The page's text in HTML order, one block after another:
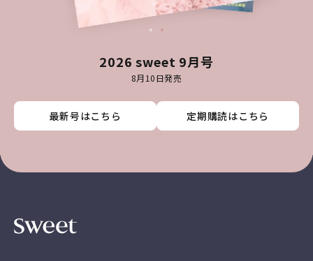
2026 sweet 9月号
8月10日発売
最新号はこちら 定期購読はこちら
最新号はこちら 定期購読はこちら
最新号はこちら 定期購読はこちら
最新号はこちら 定期購読はこちら